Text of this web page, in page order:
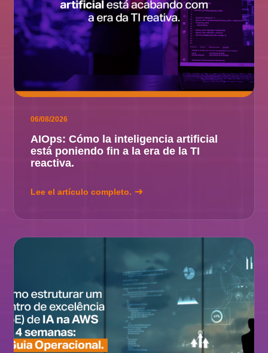
06/08/2026
AIOps: Cómo la inteligencia artificial
está poniendo fin a la era de la TI
reactiva.
Lee el artículo completo.